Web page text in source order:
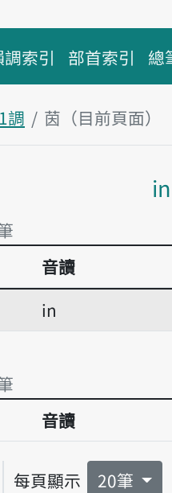
索引 部首索引 總
調
茵（目前頁面）
音讀
in
音讀
每頁顯示 20筆